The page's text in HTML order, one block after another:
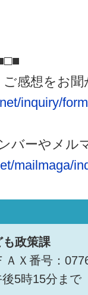
感想をお
inquiry/
バーやメル
mailmaga/
政策課
ＡＸ番号：
5時15分まで